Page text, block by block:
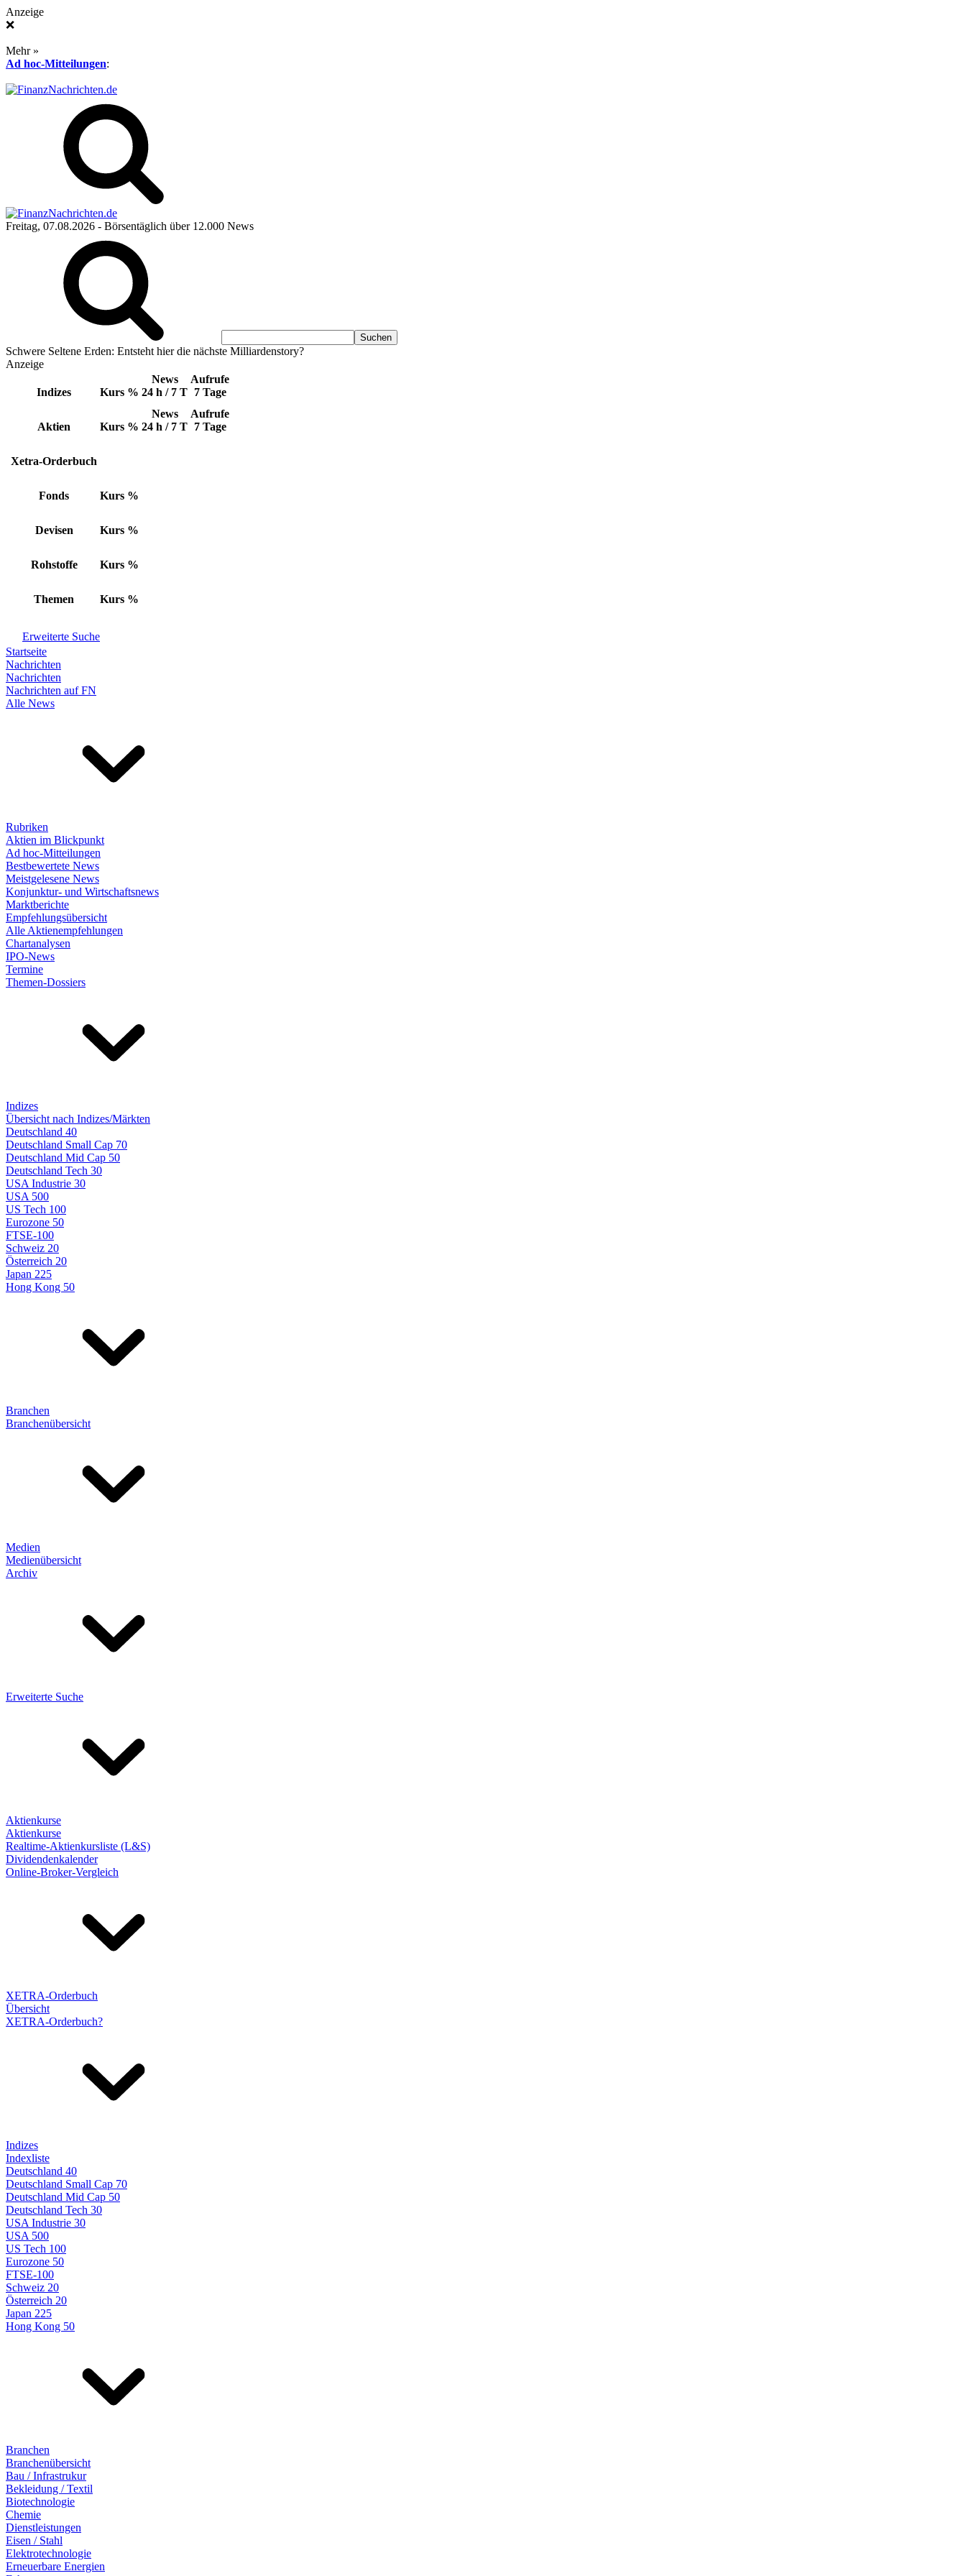
Anzeige
❌
Mehr »
Ad hoc-Mitteilungen:
Freitag, 07.08.2026 - Börsentäglich über 12.000 News
Schwere Seltene Erden: Entsteht hier die nächste Milliardenstory?
Anzeige
Indizes Kurs %
News
24 h / 7 T
Aufrufe
7 Tage
Aktien Kurs %
News
24 h / 7 T
Aufrufe
7 Tage
Xetra-Orderbuch
Fonds Kurs %
Devisen Kurs %
Rohstoffe Kurs %
Themen Kurs %
Erweiterte Suche
Startseite
Nachrichten
Nachrichten
Nachrichten auf FN
Alle News
Rubriken
Aktien im Blickpunkt
Ad hoc-Mitteilungen
Bestbewertete News
Meistgelesene News
Konjunktur- und Wirtschaftsnews
Marktberichte
Empfehlungsübersicht
Alle Aktienempfehlungen
Chartanalysen
IPO-News
Termine
Themen-Dossiers
Indizes
Übersicht nach Indizes/Märkten
Deutschland 40
Deutschland Small Cap 70
Deutschland Mid Cap 50
Deutschland Tech 30
USA Industrie 30
USA 500
US Tech 100
Eurozone 50
FTSE-100
Schweiz 20
Österreich 20
Japan 225
Hong Kong 50
Branchen
Branchenübersicht
Medien
Medienübersicht
Archiv
Erweiterte Suche
Aktienkurse
Aktienkurse
Realtime-Aktienkursliste (L&S)
Dividendenkalender
Online-Broker-Vergleich
XETRA-Orderbuch
Übersicht
XETRA-Orderbuch?
Indizes
Indexliste
Deutschland 40
Deutschland Small Cap 70
Deutschland Mid Cap 50
Deutschland Tech 30
USA Industrie 30
USA 500
US Tech 100
Eurozone 50
FTSE-100
Schweiz 20
Österreich 20
Japan 225
Hong Kong 50
Branchen
Branchenübersicht
Bau / Infrastrukur
Bekleidung / Textil
Biotechnologie
Chemie
Dienstleistungen
Eisen / Stahl
Elektrotechnologie
Erneuerbare Energien